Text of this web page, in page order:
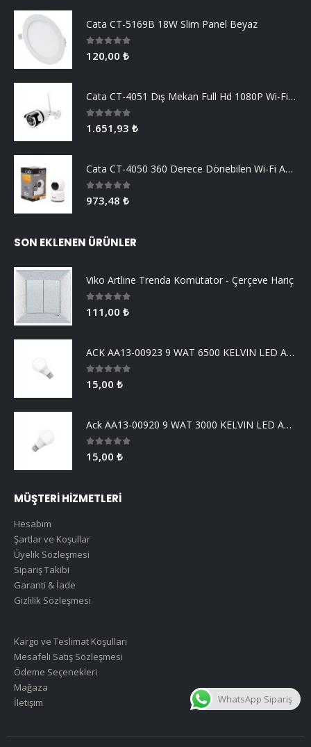
Cata CT-5169B 18W Slim Panel Beyaz
5 üzerinden
120,00 ₺
Cata CT-4051 Dış Mekan Full Hd 1080P Wi-Fi Akıllı Kamera
5 üzerinden
1.651,93 ₺
Cata CT-4050 360 Derece Dönebilen Wi-Fi Akıllı IP Kamera
5 üzerinden
973,48 ₺
SON EKLENEN ÜRÜNLER
Viko Artline Trenda Komütator - Çerçeve Hariç
0 5 üzerinden
111,00 ₺
ACK AA13-00923 9 WAT 6500 KELVIN LED AMPUL
0 5 üzerinden
15,00 ₺
Ack AA13-00920 9 WAT 3000 KELVIN LED AMPUL
0 5 üzerinden
15,00 ₺
MÜŞTERİ HİZMETLERİ
Hesabım
Şartlar ve Koşullar
Üyelik Sözleşmesi
Sipariş Takibi
Garanti & İade
Gizlilik Sözleşmesi
Kargo ve Teslimat Koşulları
Mesafeli Satış Sözleşmesi
Ödeme Seçenekleri
Mağaza
İletişim
WhatsApp Sipariş